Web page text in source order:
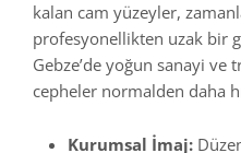
kalan cam yüzeyler,
profesyonellikten uzak bir
Gebze’de yoğun sanayi ve
cepheler normalden daha
Kurumsal İmaj: